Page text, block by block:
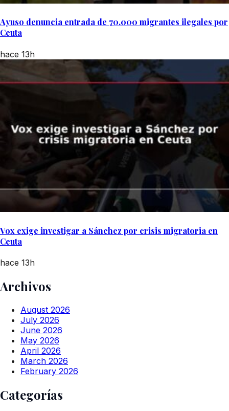
Ayuso denuncia entrada de 70.000 migrantes ilegales por
Ceuta
hace 13h
Vox exige investigar a Sánchez por crisis migratoria en
Ceuta
hace 13h
Archivos
August 2026
July 2026
June 2026
May 2026
April 2026
March 2026
February 2026
Categorías